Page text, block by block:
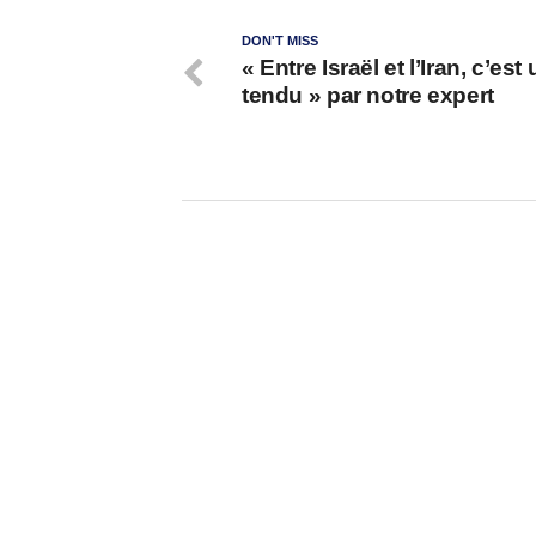
DON'T MISS
« Entre Israël et l’Iran, c’est
tendu » par notre expert